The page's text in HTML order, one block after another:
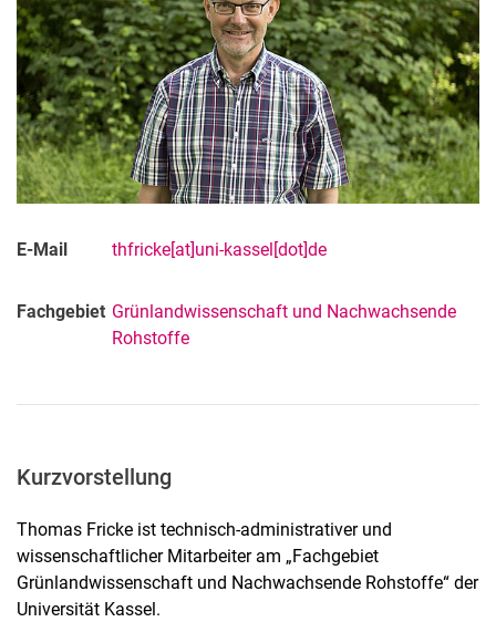
E-Mail thfricke[at]uni-kassel[dot]de
Fachgebiet Grünlandwissenschaft und Nachwachsende
Rohstoffe
Kurzvorstellung
Thomas Fricke ist technisch-administrativer und
wissenschaftlicher Mitarbeiter am „Fachgebiet
Grünlandwissenschaft und Nachwachsende Rohstoffe“ der
Universität Kassel.